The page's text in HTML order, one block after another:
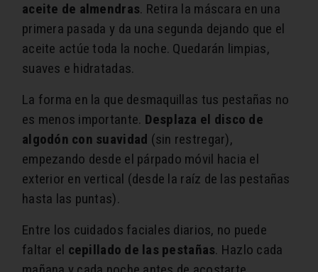
aceite de almendras. Retira la máscara en una
primera pasada y da una segunda dejando que el
aceite actúe toda la noche. Quedarán limpias,
suaves e hidratadas.
La forma en la que desmaquillas tus pestañas no
es menos importante. Desplaza el disco de
algodón con suavidad (sin restregar),
empezando desde el párpado móvil hacia el
exterior en vertical (desde la raíz de las pestañas
hasta las puntas).
Entre los cuidados faciales diarios, no puede
faltar el cepillado de las pestañas. Hazlo cada